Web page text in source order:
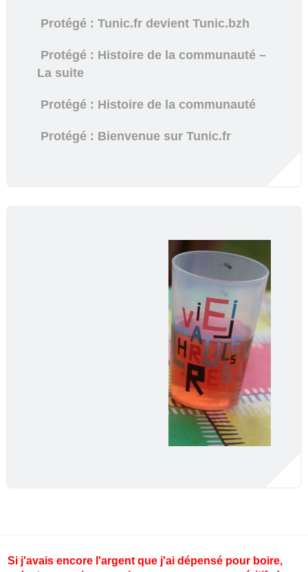
Protégé : Tunic.fr devient Tunic.bzh
Protégé : Histoire de la communauté –
La suite
Protégé : Histoire de la communauté
Protégé : Bienvenue sur Tunic.fr
Si j'avais encore l'argent que j'ai dépensé pour boire,